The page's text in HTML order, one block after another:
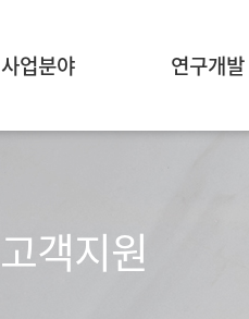
사업분야 연구개발
고객지원